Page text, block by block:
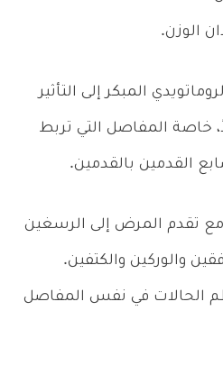
الوزن.
المبكر إلى التأثير
خاصة المفاصل التي تربط
القدمين بالقدمين.
مع تقدم المرض إلى الرسغين
والوركين والكتفين.
الحالات في نفس المفاصل